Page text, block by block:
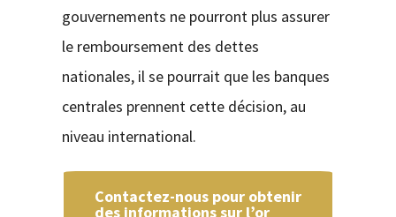
gouvernements ne pourront plus assurer
le remboursement des dettes
nationales, il se pourrait que les banques
centrales prennent cette décision, au
niveau international.
Contactez-nous pour obtenir
des informations sur l’or